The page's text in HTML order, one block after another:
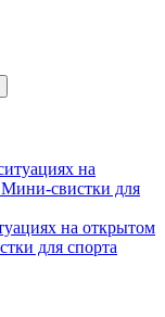
на открытом
для спорта